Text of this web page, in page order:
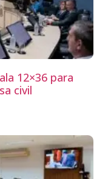
12×36 para
civil